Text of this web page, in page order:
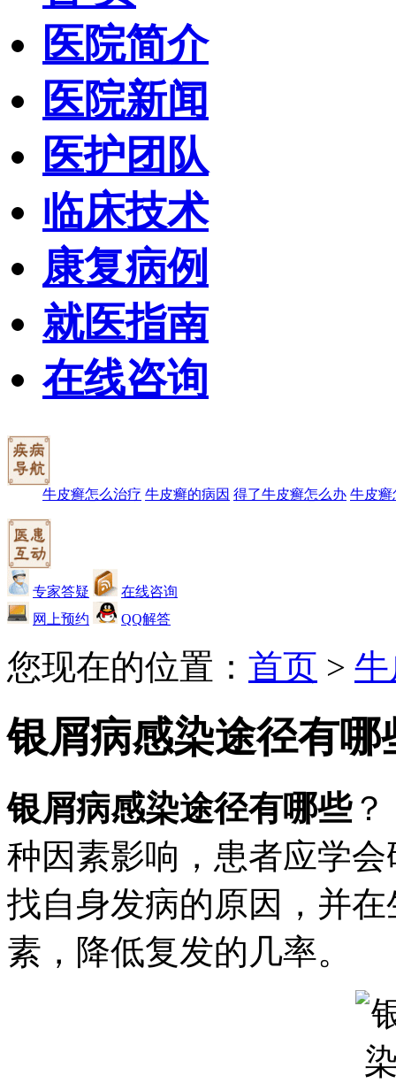
医院简介
医院新闻
医护团队
临床技术
康复病例
就医指南
在线咨询
牛皮癣怎么治疗 牛皮癣的病因 得了牛皮癣怎么办 牛皮癣
专家答疑
在线咨询
网上预约
QQ解答
您现在的位置： 首页 >
银屑病感染途径有哪
银屑病感染途径有哪些
种因素影响，患者应学
找自身发病的原因，并
素，降低复发的几率。